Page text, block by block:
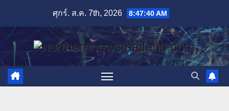
content
ศุกร์. ส.ค. 7th, 2026 8:47:41 AM